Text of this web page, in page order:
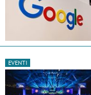
EVENTI